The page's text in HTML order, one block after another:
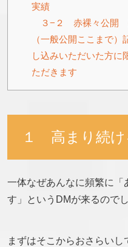
実績
３−２ 赤裸々公開
（一般公開ここまで
し込みいただいた方に
ただきます
１ 高まり続け
一体なぜあんなに頻繁に「
す」というDMが来るのでし
まずはそこからおさらいし